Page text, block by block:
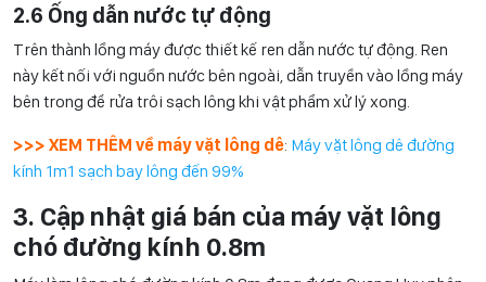
2.6 Ống dẫn nước tự động
Trên thành lồng máy được thiết kế ren dẫn nước tự động. Ren
này kết nối với nguồn nước bên ngoài, dẫn truyền vào lồng máy
bên trong để rửa trôi sạch lông khi vật phẩm xử lý xong.
>>> XEM THÊM về máy vặt lông dê: Máy vặt lông dê đường
kính 1m1 sạch bay lông đến 99%
3. Cập nhật giá bán của máy vặt lông
chó đường kính 0.8m